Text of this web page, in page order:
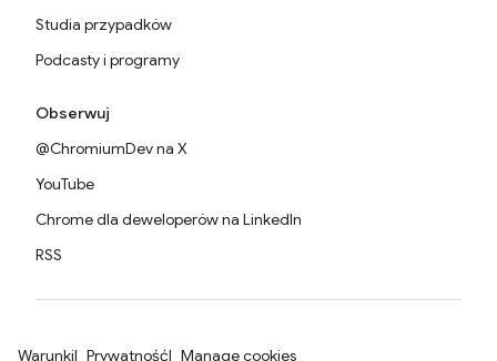
Studia przypadków
Podcasty i programy
Obserwuj
@ChromiumDev na X
YouTube
Chrome dla deweloperów na LinkedIn
RSS
Warunki Prywatność Manage cookies